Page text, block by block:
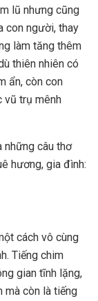
lũ nhưng cũng
con người, thay
làm tăng thêm
thiên nhiên có
ẩn, còn con
vũ trụ mênh
những câu thơ
hương, gia đình:
cách vô cùng
Tiếng chim
gian tĩnh lặng,
mà còn là tiếng